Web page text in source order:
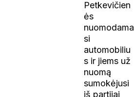
Petkevičien
ės
nuomodama
si
automobiliu
s ir jiems už
nuomą
sumokėjusi
iš partijai